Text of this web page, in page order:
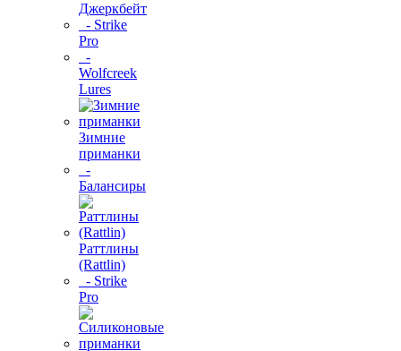
Джеркбейт
- Strike
Pro
-
Wolfcreek
Lures
Зимние
приманки
-
Балансиры
Раттлины
(Rattlin)
- Strike
Pro